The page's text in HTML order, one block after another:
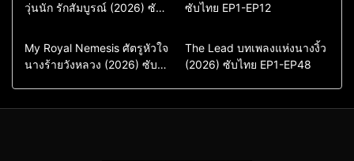
ซีรี่ย์เกาหลี
ซีรี่ย์เกาหลีพากย์ไทย
วุ่นนัก รักสัมบูรณ์ (2026) ซับ
Comedy
Drama
ซีรี่ย์เกาหลีซับไทย
ซับไทย EP1-EP12
Comedy
Drama
Sci-Fi & Fantasy
My Royal Nemesis ศัตรูหัวใจ
นางร้ายวังหลวง (2026) ซับ
Drama
ซีรี่ย์จีน
ซีรี่ย์จีนซับไทย
The Lead บทเพลงแห่งนางงิ้ว
(2026) ซับไทย EP1-EP48